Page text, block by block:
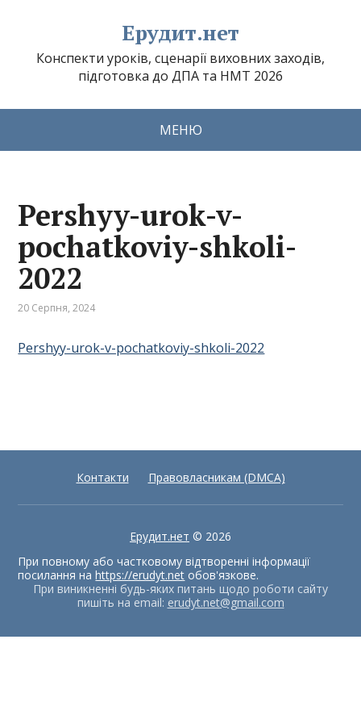
Ерудит.нет
Конспекти уроків, сценарії виховних заходів,
підготовка до ДПА та НМТ 2026
МЕНЮ
Pershyy-urok-v-
pochatkoviy-shkoli-
2022
20 Серпня, 2024
Pershyy-urok-v-pochatkoviy-shkoli-2022
Контакти Правовласникам (DMCA)
Ерудит.нет © 2026
При повному або частковому відтворенні інформації
посилання наhttps://erudyt.net обов'язкове.
При виникненні будь-яких питань щодо роботи сайту
пишіть на email: erudyt.net@gmail.com